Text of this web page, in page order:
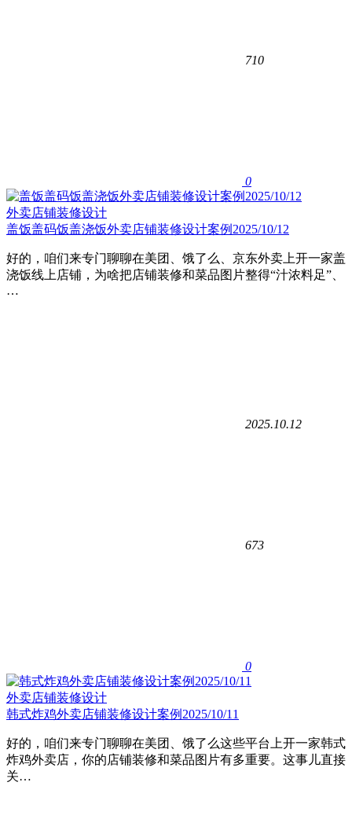
710
0
外卖店铺装修设计
盖饭盖码饭盖浇饭外卖店铺装修设计案例2025/10/12
好的，咱们来专门聊聊在美团、饿了么、京东外卖上开一家盖
浇饭线上店铺，为啥把店铺装修和菜品图片整得“汁浓料足”、
…
2025.10.12
673
0
外卖店铺装修设计
韩式炸鸡外卖店铺装修设计案例2025/10/11
好的，咱们来专门聊聊在美团、饿了么这些平台上开一家韩式
炸鸡外卖店，你的店铺装修和菜品图片有多重要。这事儿直接
关…